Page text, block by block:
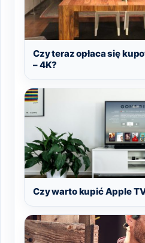
Czy teraz opłaca się
– 4K?
Czy warto kupić Apple